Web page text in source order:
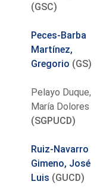
(GSC)
Peces-Barba
Martínez,
Gregorio (GS)
Pelayo Duque,
María Dolores
(SGPUCD)
Ruiz-Navarro
Gimeno, José
Luis (GUCD)